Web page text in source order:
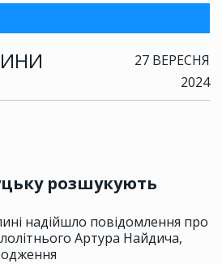
27 ВЕРЕСНЯ
2024
розшукують
надійшло повідомлення про
Артура Найдича,